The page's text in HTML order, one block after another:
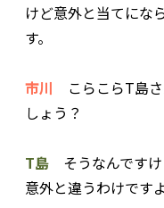
けど意外と当てに
す。
市川 こらこらT島
しょう？
T島 そうなんです
意外と違うわけですよ